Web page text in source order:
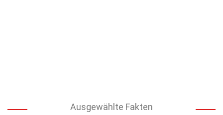
Ausgewählte Fakten